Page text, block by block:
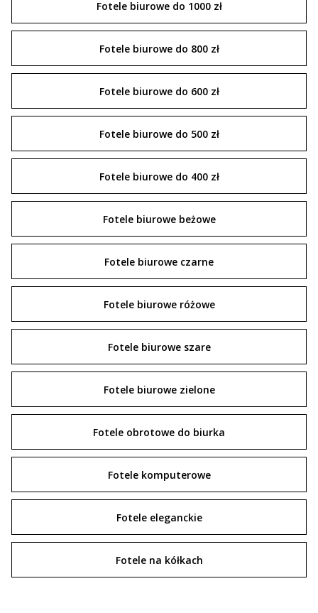
Fotele biurowe do 1000 zł
Fotele biurowe do 800 zł
Fotele biurowe do 600 zł
Fotele biurowe do 500 zł
Fotele biurowe do 400 zł
Fotele biurowe beżowe
Fotele biurowe czarne
Fotele biurowe różowe
Fotele biurowe szare
Fotele biurowe zielone
Fotele obrotowe do biurka
Fotele komputerowe
Fotele eleganckie
Fotele na kółkach